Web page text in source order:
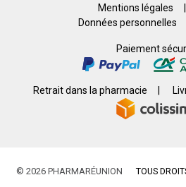
Mentions légales
Données personnelles
Paiement
Retrait dans la pharmacie
© 2026 PHARMARÉUNION TOUS